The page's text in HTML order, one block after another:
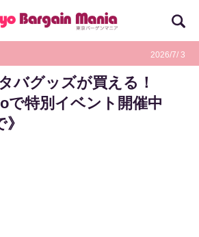
2026/7/ 3
バグッズが買える！
で特別イベント開催中